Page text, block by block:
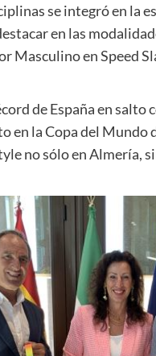
se integró en la
en las
Masculino en Speed
de España en salto
en la Copa del Mundo
no sólo en Almería,